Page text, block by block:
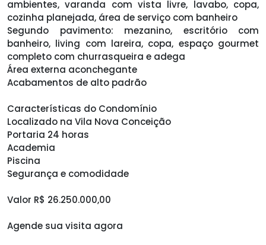
ambientes, varanda com vista livre, lavabo, copa,
cozinha planejada, área de serviço com banheiro
Segundo pavimento: mezanino, escritório com
banheiro, living com lareira, copa, espaço gourmet
completo com churrasqueira e adega
Área externa aconchegante
Acabamentos de alto padrão
Características do Condomínio
Localizado na Vila Nova Conceição
Portaria 24 horas
Academia
Piscina
Segurança e comodidade
Valor R$ 26.250.000,00
Agende sua visita agora